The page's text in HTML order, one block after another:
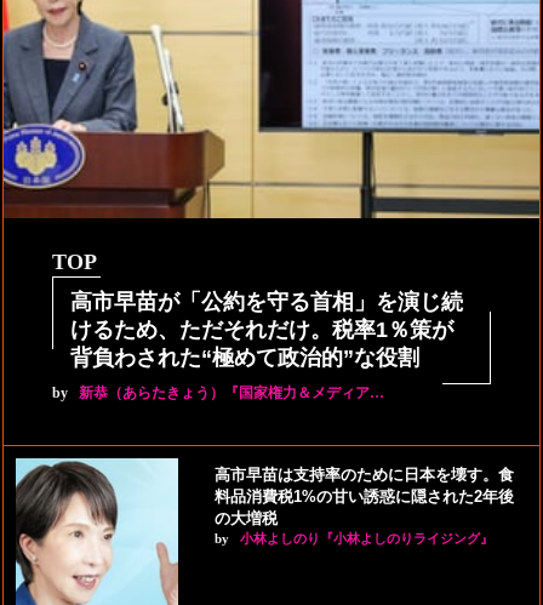
TOP
高市早苗が「公約を守る首相」を演じ続
けるため、ただそれだけ。税率1％策が
背負わされた“極めて政治的”な役割
by 新恭（あらたきょう）『国家権力＆メディア…
高市早苗は支持率のために日本を壊す。食
料品消費税1%の甘い誘惑に隠された2年後
の大増税
by 小林よしのり『小林よしのりライジング』